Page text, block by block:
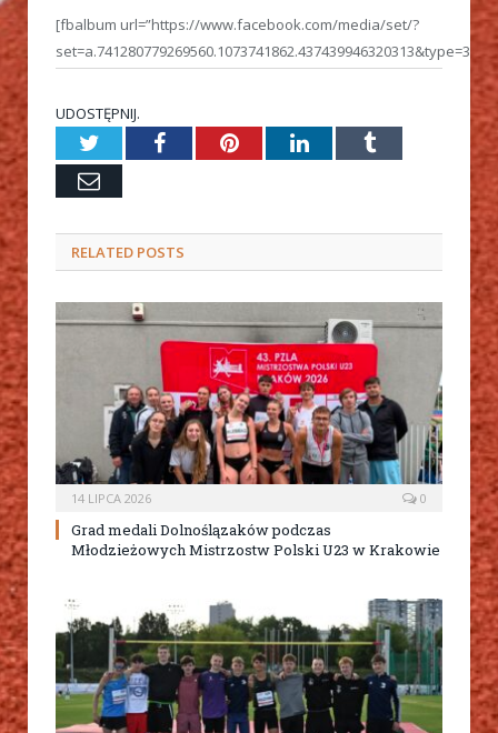
[fbalbum url=”https://www.facebook.com/media/set/?
set=a.741280779269560.1073741862.437439946320313&type=3″]
UDOSTĘPNIJ.
TwitterFacebookPinterestLinkedInTumblr
Email
RELATED POSTS
14 LIPCA 2026 0
Grad medali Dolnoślązaków podczas
Młodzieżowych Mistrzostw Polski U23 w Krakowie